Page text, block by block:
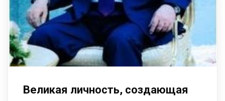
Великая личность, создающая